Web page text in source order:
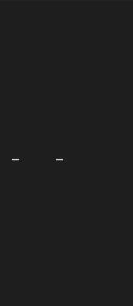
– –